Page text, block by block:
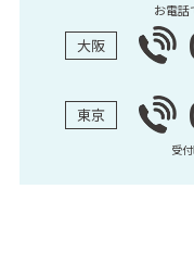
お電話
大阪
東京
受